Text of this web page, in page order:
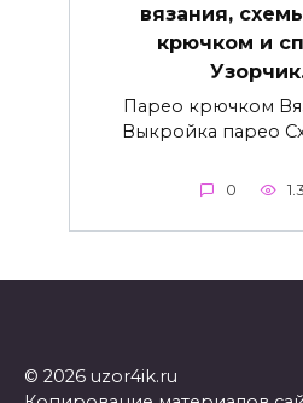
вязания,
крючком и
Парео крючком
Выкройка парео
0
© 2026 uzor4ik.ru